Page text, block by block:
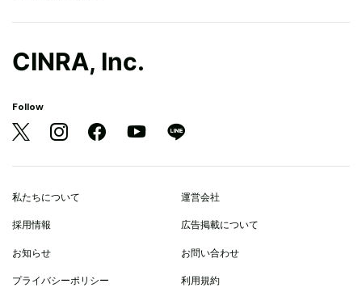
CINRA, Inc.
Follow
私たちについて 運営会社
採用情報 広告掲載について
お知らせ お問い合わせ
プライバシーポリシー 利用規約